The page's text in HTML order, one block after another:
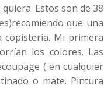
Estos son de 38
que una
copistería. Mi primera
los colores. Las
( en cualquier
o mate. Pintura